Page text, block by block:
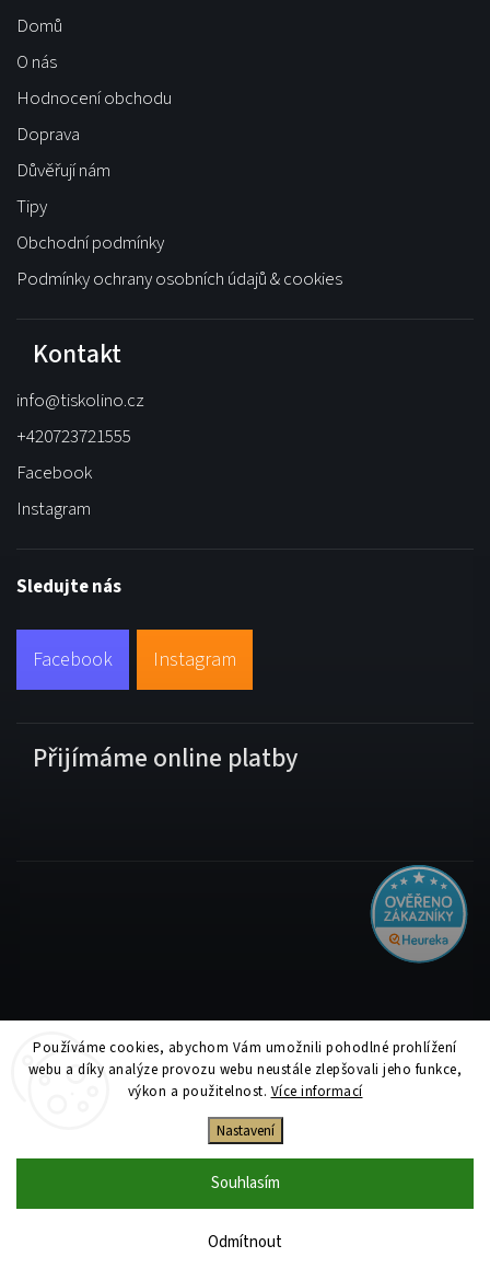
Používáme cookies, abychom Vám umožnili pohodlné prohlížení
webu a díky analýze provozu webu neustále zlepšovali jeho funkce,
výkon a použitelnost. Více informací
Nastavení
Odmítnout
Souhlasím
Domů
O nás
Hodnocení obchodu
Doprava
Důvěřují nám
Tipy
Obchodní podmínky
Podmínky ochrany osobních údajů & cookies
Kontakt
info@tiskolino.cz
+420723721555
Facebook
Instagram
Sledujte nás
Facebook Instagram
Přijímáme online platby
Copyright 2026Tiskolino.cz. Všechna práva vyhrazena.
Upravit nastavení cookies
| DesignShoptak.cz
Jsme plátci DPH. Zvýrazněné ceny v e-shopu jsou uvedeny s DPH a v detailu